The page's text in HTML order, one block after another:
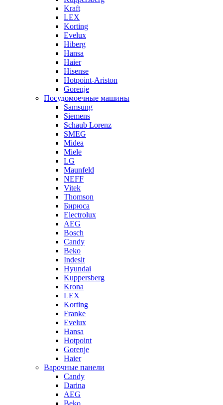
Kraft
LEX
Korting
Evelux
Hiberg
Hansa
Haier
Hisense
Hotpoint-Ariston
Gorenje
Посудомоечные машины
Samsung
Siemens
Schaub Lorenz
SMEG
Midea
Miele
LG
Maunfeld
NEFF
Vitek
Thomson
Бирюса
Electrolux
AEG
Bosch
Candy
Beko
Indesit
Hyundai
Kuppersberg
Krona
LEX
Korting
Franke
Evelux
Hansa
Hotpoint
Gorenje
Haier
Варочные панели
Candy
Darina
AEG